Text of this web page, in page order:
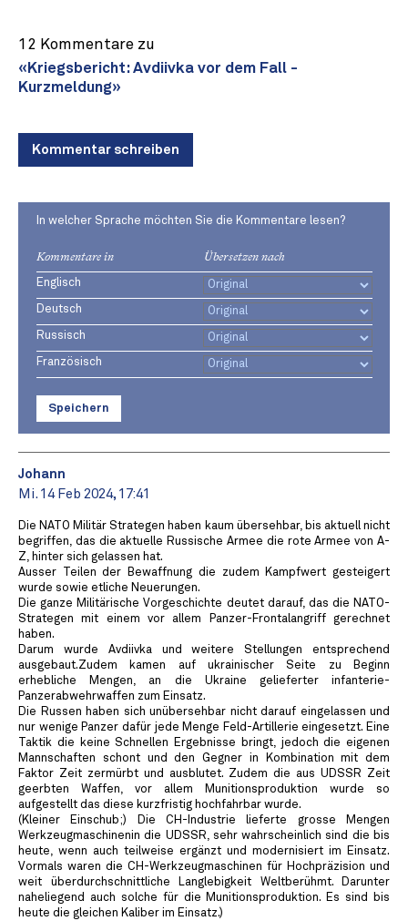
12 Kommentare zu
«Kriegsbericht: Avdiivka vor dem Fall -
Kurzmeldung»
Kommentar schreiben
In welcher Sprache möchten Sie die Kommentare lesen?
Kommentare in Übersetzen nach
Englisch
Deutsch
Russisch
Französisch
Speichern
Johann
Mi. 14 Feb 2024, 17:41
Die NATO Militär Strategen haben kaum übersehbar, bis aktuell nicht
begriffen, das die aktuelle Russische Armee die rote Armee von A-
Z, hinter sich gelassen hat.
Ausser Teilen der Bewaffnung die zudem Kampfwert gesteigert
wurde sowie etliche Neuerungen.
Die ganze Militärische Vorgeschichte deutet darauf, das die NATO-
Strategen mit einem vor allem Panzer-Frontalangriff gerechnet
haben.
Darum wurde Avdiivka und weitere Stellungen entsprechend
ausgebaut.Zudem kamen auf ukrainischer Seite zu Beginn
erhebliche Mengen, an die Ukraine gelieferter infanterie-
Panzerabwehrwaffen zum Einsatz.
Die Russen haben sich unübersehbar nicht darauf eingelassen und
nur wenige Panzer dafür jede Menge Feld-Artillerie eingesetzt. Eine
Taktik die keine Schnellen Ergebnisse bringt, jedoch die eigenen
Mannschaften schont und den Gegner in Kombination mit dem
Faktor Zeit zermürbt und ausblutet. Zudem die aus UDSSR Zeit
geerbten Waffen, vor allem Munitionsproduktion wurde so
aufgestellt das diese kurzfristig hochfahrbar wurde.
(Kleiner Einschub;) Die CH-Industrie lieferte grosse Mengen
Werkzeugmaschinenin die UDSSR, sehr wahrscheinlich sind die bis
heute, wenn auch teilweise ergänzt und modernisiert im Einsatz.
Vormals waren die CH-Werkzeugmaschinen für Hochpräzision und
weit überdurchschnittliche Langlebigkeit Weltberühmt. Darunter
naheliegend auch solche für die Munitionsproduktion. Es sind bis
heute die gleichen Kaliber im Einsatz.)